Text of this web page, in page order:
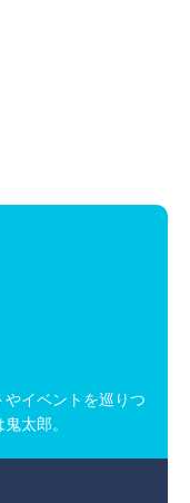
イベントを巡りつ
太郎。